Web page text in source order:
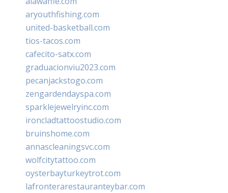
aryouthfishing.com
united-basketball.com
tios-tacos.com
cafecito-satx.com
graduacionviu2023.com
pecanjackstogo.com
zengardendayspa.com
sparklejewelryinc.com
ironcladtattoostudio.com
bruinshome.com
annascleaningsvc.com
wolfcitytattoo.com
oysterbayturkeytrot.com
lafronterarestauranteybar.com